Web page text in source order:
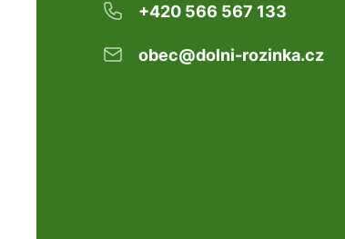
+420 566 567 133
obec@dolni-rozinka.cz